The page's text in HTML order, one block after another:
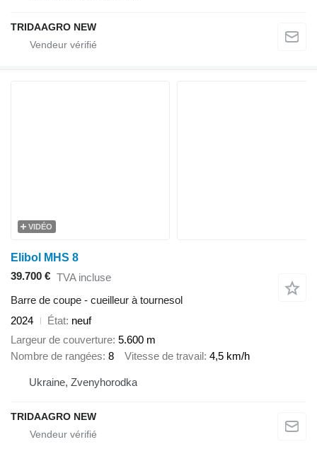
TRIDAAGRO NEW
VIDÉO
Elibol MHS 8
39.700 € TVA incluse
Barre de coupe - cueilleur à tournesol
2024
État neuf
Largeur de couverture 5.600 m
Nombre de rangées 8 Vitesse de travail 4,5 km/h
Ukraine, Zvenyhorodka
TRIDAAGRO NEW